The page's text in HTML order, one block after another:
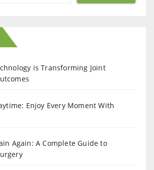
is Transforming Joint
Enjoy Every Moment With
Again: A Complete Guide to